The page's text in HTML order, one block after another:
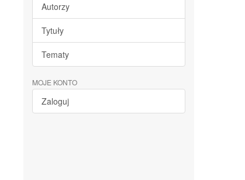
Autorzy
Tytuły
Tematy
MOJE KONTO
Zaloguj